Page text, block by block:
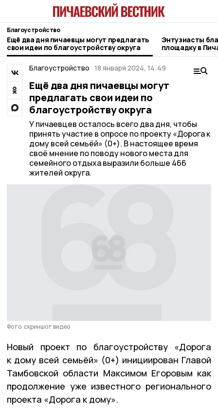
Благоустройство
Ещё два дня пичаевцы могут предлагать
свои идеи по благоустройству округа
Энтузиасты
площадку в
Благоустройство 18 января 2024, 14:49
Ещё два дня пичаевцы могут
предлагать свои идеи по
благоустройству округа
У пичаевцев осталось всего два дня, чтобы
принять участие в опросе по проекту «Дорога к
дому всей семьёй» (0+). В настоящее время
своё мнение по поводу нового места для
семейного отдыха выразили больше 466
жителей округа.
Фото: скриншот видео
Новый проект по благоустройству «Дорога
к дому всей семьёй» (0+) инициирован Главой
Тамбовской области Максимом Егоровым как
продолжение уже известного регионального
проекта «Дорога к дому».